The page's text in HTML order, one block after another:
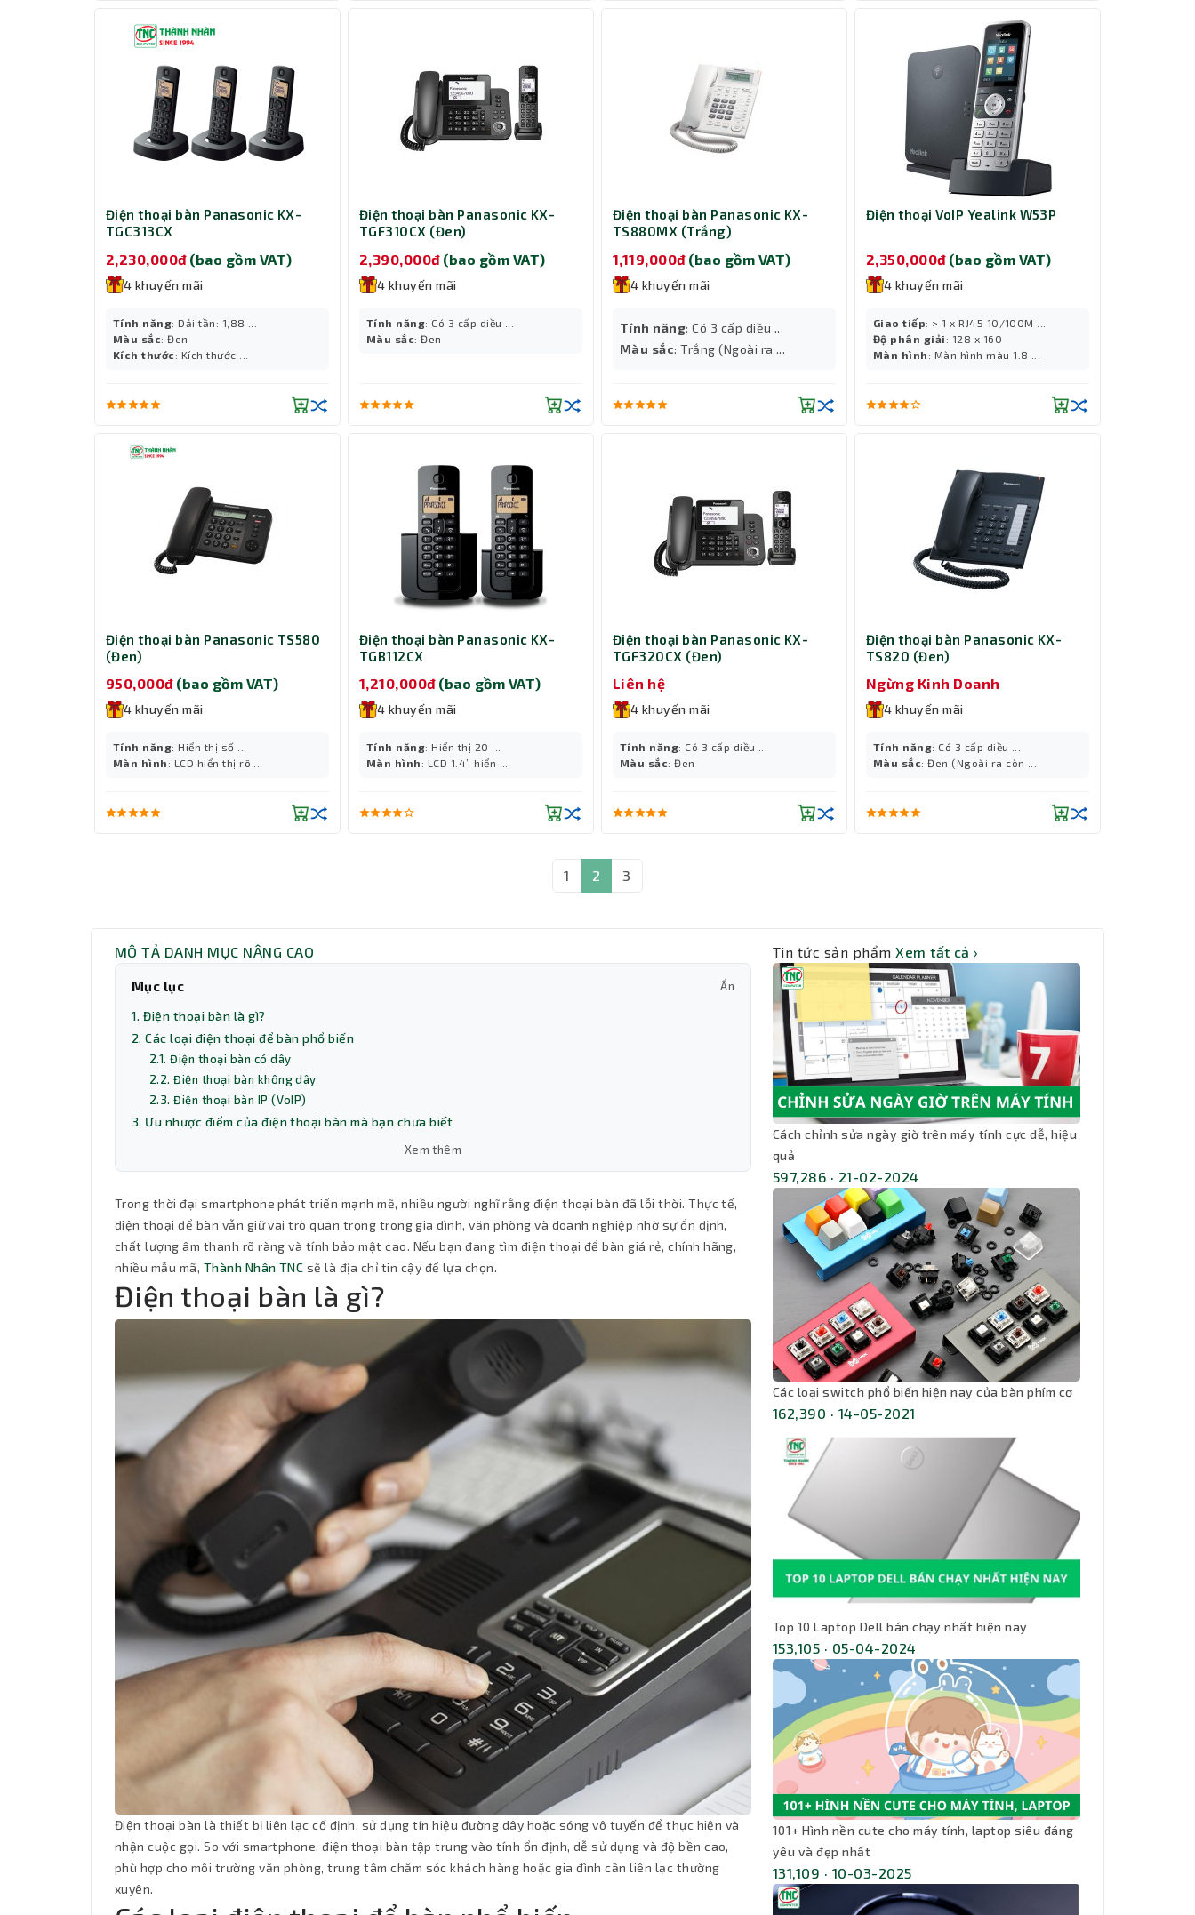
Điện thoại bàn Panasonic KX-
TGC313CX
2,230,000đ (bao gồm VAT)
4 khuyến mãi
Tính năng: Dải tần: 1,88 ...
Màu sắc: Đen
Kích thước : Kích thước ...
Điện thoại bàn Panasonic KX-
TGF310CX (Đen)
2,390,000đ (bao gồm VAT)
4 khuyến mãi
Tính năng: Có 3 cấp diều ...
Màu sắc: Đen
Điện thoại bàn Panasonic KX-
TS880MX (Trắng)
1,119,000đ (bao gồm VAT)
4 khuyến mãi
Tính năng: Có 3 cấp diều ...
Màu sắc: Trắng (Ngoài ra ...
Điện thoại VoIP Yealink W53P
2,350,000đ (bao gồm VAT)
4 khuyến mãi
Giao tiếp: > 1 x RJ45 10/100M ...
Độ phân giải : 128 x 160
Màn hình : Màn hình màu 1.8 ...
Điện thoại bàn Panasonic TS580
(Đen)
950,000đ (bao gồm VAT)
4 khuyến mãi
Tính năng: Hiển thị số ...
Màn hình : LCD hiển thị rõ ...
Điện thoại bàn Panasonic KX-
TGB112CX
1,210,000đ (bao gồm VAT)
4 khuyến mãi
Tính năng: Hiển thị 20 ...
Màn hình : LCD 1.4” hiển ...
Điện thoại bàn Panasonic KX-
TGF320CX (Đen)
Liên hệ
4 khuyến mãi
Tính năng: Có 3 cấp diều ...
Màu sắc: Đen
Điện thoại bàn Panasonic KX-
TS820 (Đen)
Ngừng Kinh Doanh
4 khuyến mãi
Tính năng: Có 3 cấp diều ...
Màu sắc: Đen (Ngoài ra còn ...
1 2 3
MÔ TẢ DANH MỤC NÂNG CAO
Mục lục Ẩn
1. Điện thoại bàn là gì?
2. Các loại điện thoại để bàn phổ biến
2.1. Điện thoại bàn có dây
2.2. Điện thoại bàn không dây
2.3. Điện thoại bàn IP (VoIP)
3. Ưu nhược điểm của điện thoại bàn mà bạn chưa biết
Xem thêm
Trong thời đại smartphone phát triển mạnh mẽ, nhiều người nghĩ rằng điện thoại bàn đã lỗi thời. Thực tế,
điện thoại để bàn vẫn giữ vai trò quan trọng trong gia đình, văn phòng và doanh nghiệp nhờ sự ổn định,
chất lượng âm thanh rõ ràng và tính bảo mật cao. Nếu bạn đang tìm điện thoại để bàn giá rẻ, chính hãng,
nhiều mẫu mã, Thành Nhân TNC sẽ là địa chỉ tin cậy để lựa chọn.
Điện thoại bàn là gì?
Điện thoại bàn là thiết bị liên lạc cố định, sử dụng tín hiệu đường dây hoặc sóng vô tuyến để thực hiện và
nhận cuộc gọi. So với smartphone, điện thoại bàn tập trung vào tính ổn định, dễ sử dụng và độ bền cao,
phù hợp cho môi trường văn phòng, trung tâm chăm sóc khách hàng hoặc gia đình cần liên lạc thường
xuyên.
Tin tức sản phẩm Xem tất cả ›
Cách chỉnh sửa ngày giờ trên máy tính cực dễ, hiệu
quả
597,286 · 21-02-2024
Các loại switch phổ biến hiện nay của bàn phím cơ
162,390 · 14-05-2021
Top 10 Laptop Dell bán chạy nhất hiện nay
153,105 · 05-04-2024
101+ Hình nền cute cho máy tính, laptop siêu đáng
yêu và đẹp nhất
131,109 · 10-03-2025